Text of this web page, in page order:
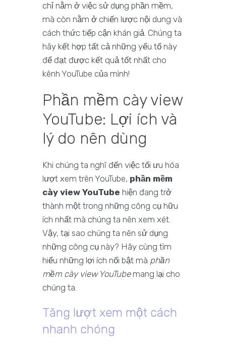
chỉ nằm ở việc sử dụng phần mềm,
mà còn nằm ở chiến lược nội dung và
cách thức tiếp cận khán giả. Chúng ta
hãy kết hợp tất cả những yếu tố này
để đạt được kết quả tốt nhất cho
kênh YouTube của mình!
Phần mềm cày view
YouTube: Lợi ích và
lý do nên dùng
Khi chúng ta nghĩ đến việc tối ưu hóa
lượt xem trên YouTube, phần mềm
cày view YouTube hiện đang trở
thành một trong những công cụ hữu
ích nhất mà chúng ta nên xem xét.
Vậy, tại sao chúng ta nên sử dụng
những công cụ này? Hãy cùng tìm
hiểu những lợi ích nổi bật mà phần
mềm cày view YouTubemang lại cho
chúng ta.
Tăng lượt xem một cách
nhanh chóng